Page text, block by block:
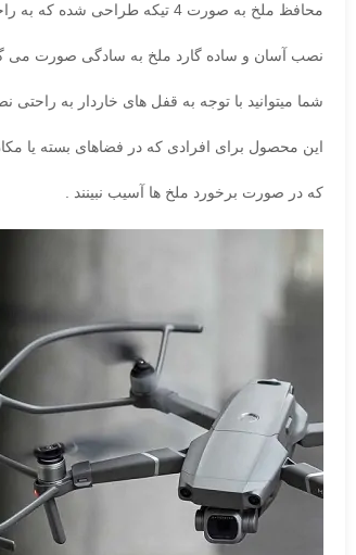
محافظ ملخ به صورت 4 تیکه طراحی شده که به راحتی قابل حمل است.
نصب آسان و ساده گارد ملخ به سادگی صورت می
شما میتوانید با توجه به قفل های خاردار به راحتی
این محصول برای افرادی که در فضاهای بسته یا
که در صورت برخورد ملخ ها آسیب نبینند .